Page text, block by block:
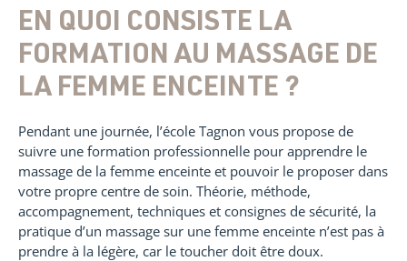
EN QUOI CONSISTE LA
FORMATION AU MASSAGE DE
LA FEMME ENCEINTE ?
Pendant une journée, l’école Tagnon vous propose de
suivre une formation professionnelle pour apprendre le
massage de la femme enceinte et pouvoir le proposer dans
votre propre centre de soin. Théorie, méthode,
accompagnement, techniques et consignes de sécurité, la
pratique d’un massage sur une femme enceinte n’est pas à
prendre à la légère, car le toucher doit être doux.